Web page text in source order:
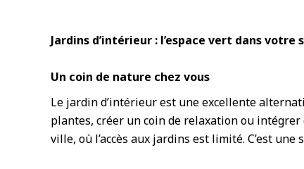
Jardins d’intérieur : l’espace vert dans votre
Un coin de nature chez vous
Le jardin d’intérieur est une excellente
plantes, créer un coin de relaxation ou
ville, où l’accès aux jardins est limité. C’est